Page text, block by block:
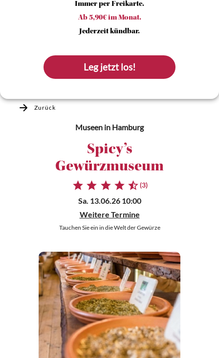
Immer per Freikarte.
Ab 5,90€ im Monat.
Jederzeit kündbar.
Leg jetzt los!
Zurück
Museen in Hamburg
Spicy’s
Gewürzmuseum
(3)
Sa. 13.06.26 10:00
Weitere Termine
Tauchen Sie ein in die Welt der Gewürze